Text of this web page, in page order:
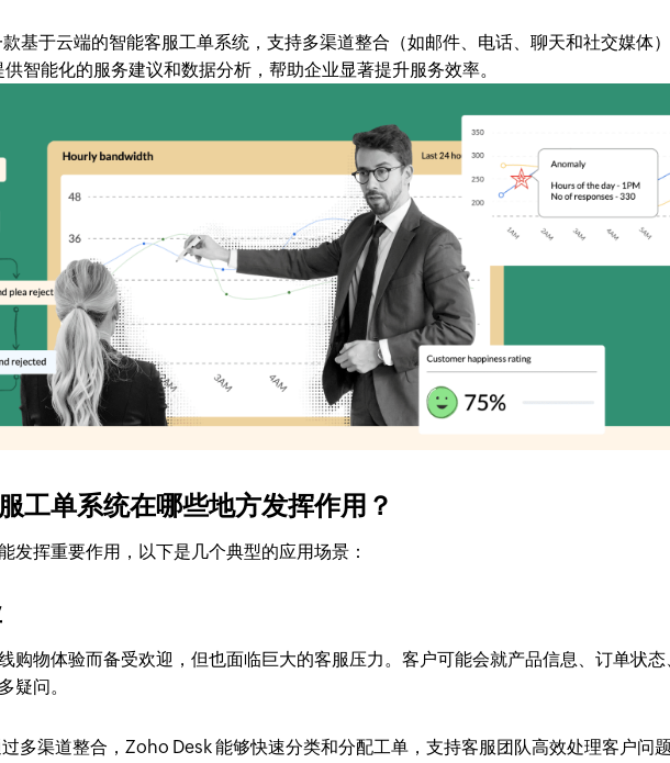
基于云端的智能客服工单系统，支持多渠道整合（如邮件、电话、聊天和社交媒体
智能化的服务建议和数据分析，帮助企业显著提升服务效率。
工单系统在哪些地方发挥作用？
发挥重要作用，以下是几个典型的应用场景：
购物体验而备受欢迎，但也面临巨大的客服压力。客户可能会就产品信息、订单状态
疑问。
过多渠道整合，Zoho Desk 能够快速分类和分配工单，支持客服团队高效处理客户问